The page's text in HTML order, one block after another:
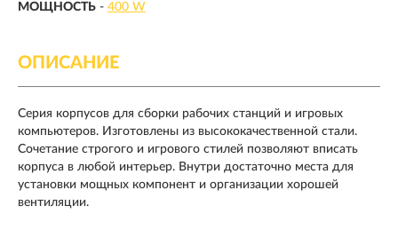
МОЩНОСТЬ - 400 W
ОПИСАНИЕ
Серия корпусов для сборки рабочих станций и игровых
компьютеров. Изготовлены из высококачественной стали.
Сочетание строгого и игрового стилей позволяют вписать
корпуса в любой интерьер. Внутри достаточно места для
установки мощных компонент и организации хорошей
вентиляции.